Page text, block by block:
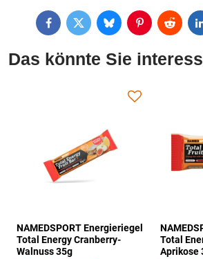
FacebookTwitterBlueskyPinterestReddit
Das könnte Sie
NAMEDSPORT Energieriegel
Total Energy Cranberry-
Walnuss 35g
Total
Aprikose